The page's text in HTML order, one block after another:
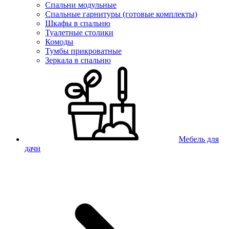
Спальни модульные
Спальные гарнитуры (готовые комплекты)
Шкафы в спальню
Туалетные столики
Комоды
Тумбы прикроватные
Зеркала в спальню
Мебель для
дачи